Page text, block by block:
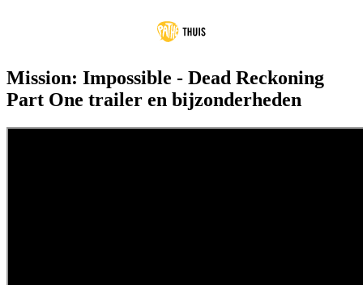
Mission: Impossible - Dead Reckoning
Part One trailer en bijzonderheden